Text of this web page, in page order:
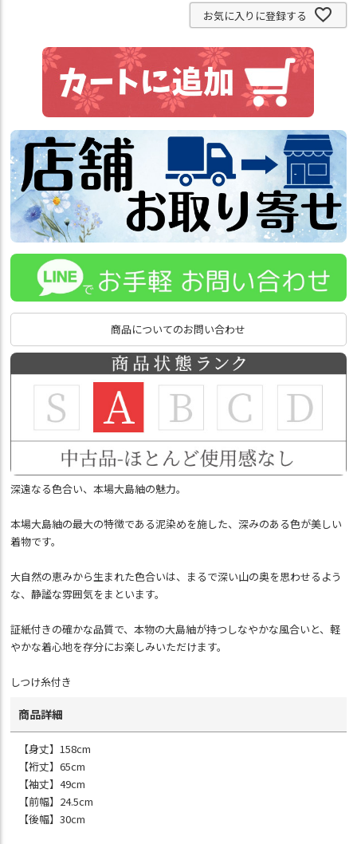
お気に入りに登録する
商品についてのお問い合わせ
深遠なる色合い、本場大島紬の魅力。
本場大島紬の最大の特徴である泥染めを施した、深みのある色が美しい
着物です。
大自然の恵みから生まれた色合いは、まるで深い山の奥を思わせるよう
な、静謐な雰囲気をまといます。
証紙付きの確かな品質で、本物の大島紬が持つしなやかな風合いと、軽
やかな着心地を存分にお楽しみいただけます。
しつけ糸付き
商品詳細
【身丈】158cm
【裄丈】65cm
【袖丈】49cm
【前幅】24.5cm
【後幅】30cm